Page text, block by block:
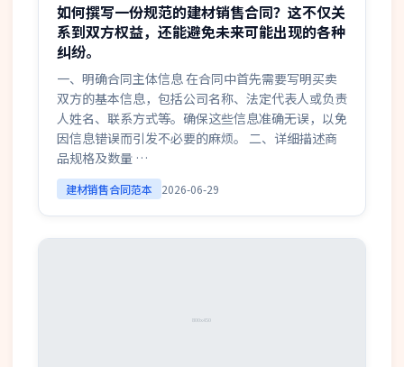
如何撰写一份规范的建材销售合同？这不仅关
系到双方权益，还能避免未来可能出现的各种
纠纷。
一、明确合同主体信息 在合同中首先需要写明买卖
双方的基本信息，包括公司名称、法定代表人或负责
人姓名、联系方式等。确保这些信息准确无误，以免
因信息错误而引发不必要的麻烦。 二、详细描述商
品规格及数量 …
建材销售合同范本 2026-06-29